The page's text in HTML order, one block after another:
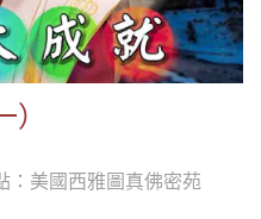
：美國西雅圖真佛密苑